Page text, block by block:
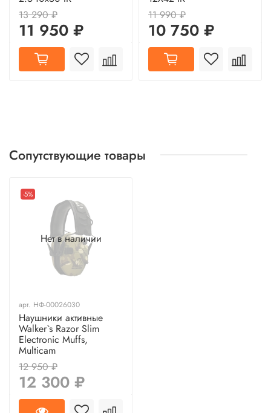
13 290 ₽
11 950 ₽
11 990 ₽
10 750 ₽
Сопутствующие товары
Нет в наличии
-5%
арт. НФ-00026030
Наушники активные
Walker`s Razor Slim
Electronic Muffs,
Multicam
12 950 ₽
12 300 ₽